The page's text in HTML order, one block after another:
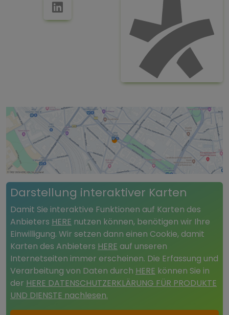
Darstellung interaktiver Karten
Damit Sie interaktive Funktionen auf Karten des
Anbieters HERE nutzen können, benötigen wir Ihre
Einwilligung. Wir setzen dann einen Cookie, damit
Karten des Anbieters HERE auf unseren
Internetseiten immer erscheinen. Die Erfassung und
Verarbeitung von Daten durch HERE können Sie in
der HERE DATENSCHUTZERKLÄRUNG FÜR PRODUKTE
UND DIENSTE nachlesen.